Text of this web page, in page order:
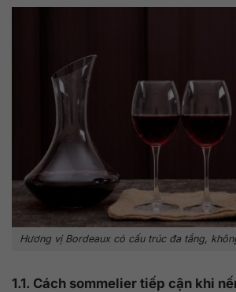
Hương vị Bordeaux có cấu trúc đa tầng,
1.1. Cách sommelier tiếp cận khi